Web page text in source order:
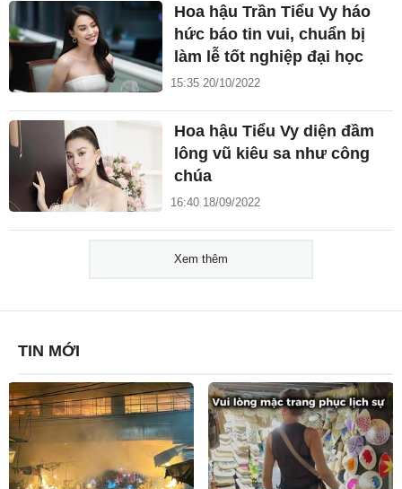
Hoa hậu Trần Tiểu Vy háo
hức báo tin vui, chuẩn bị
làm lễ tốt nghiệp đại học
15:35 20/10/2022
Hoa hậu Tiểu Vy diện đầm
lông vũ kiêu sa như công
chúa
16:40 18/09/2022
Xem thêm
TIN MỚI